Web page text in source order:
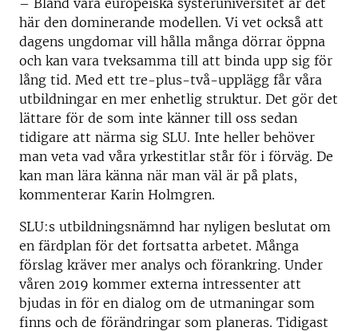
– Bland våra europeiska systeruniversitet är det
här den dominerande modellen. Vi vet också att
dagens ungdomar vill hålla många dörrar öppna
och kan vara tveksamma till att binda upp sig för
lång tid. Med ett tre-plus-två-upplägg får våra
utbildningar en mer enhetlig struktur. Det gör det
lättare för de som inte känner till oss sedan
tidigare att närma sig SLU. Inte heller behöver
man veta vad våra yrkestitlar står för i förväg. De
kan man lära känna när man väl är på plats,
kommenterar Karin Holmgren.
SLU:s utbildningsnämnd har nyligen beslutat om
en färdplan för det fortsatta arbetet. Många
förslag kräver mer analys och förankring. Under
våren 2019 kommer externa intressenter att
bjudas in för en dialog om de utmaningar som
finns och de förändringar som planeras. Tidigast